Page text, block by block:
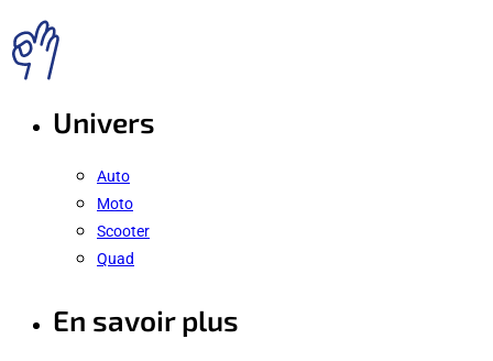
Univers
Auto
Moto
Scooter
Quad
En savoir plus